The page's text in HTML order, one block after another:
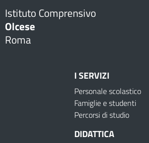
Istituto Comprensivo
Olcese
Roma
I SERVIZI
Personale scolastico
Famiglie e studenti
Percorsi di studio
DIDATTICA